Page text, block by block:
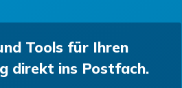
Tools für Ihren
direkt ins Postfach.